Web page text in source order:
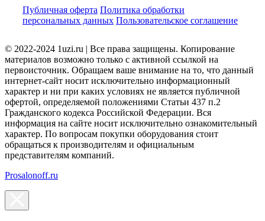
Публичная оферта Политика обработки
персональных данных Пользовательское соглашение
© 2022-2024 1uzi.ru | Все права защищены. Копирование
материалов возможно только с активной ссылкой на
первоисточник. Обращаем ваше внимание на то, что данный
интернет-сайт носит исключительно информационный
характер и ни при каких условиях не является публичной
офертой, определяемой положениями Статьи 437 п.2
Гражданского кодекса Российской Федерации. Вся
информация на сайте носит исключительно ознакомительный
характер. По вопросам покупки оборудования стоит
обращаться к производителям и официальным
представителям компаний.
Prosalonoff.ru